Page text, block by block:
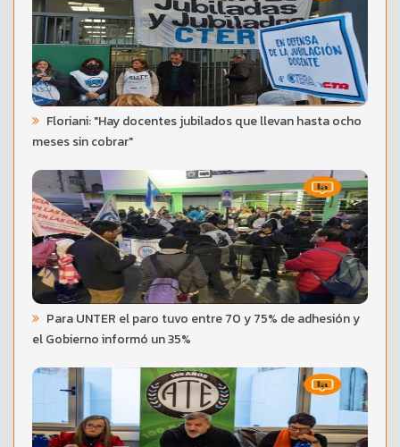
Floriani: "Hay docentes jubilados que llevan hasta ocho
meses sin cobrar"
Para UNTER el paro tuvo entre 70 y 75% de adhesión y
el Gobierno informó un 35%